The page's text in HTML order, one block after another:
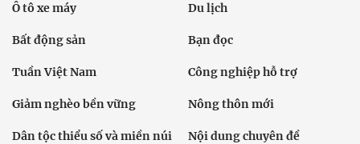
Ô tô xe máy Du lịch
Bất động sản Bạn đọc
Tuần Việt Nam Công nghiệp hỗ trợ
Giảm nghèo bền vững Nông thôn mới
Dân tộc thiểu số và miền núi Nội dung chuyên đề